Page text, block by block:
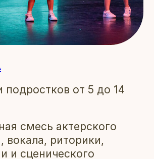
подростков от 5 до 14
смесь актерского
вокала, риторики,
и сценического